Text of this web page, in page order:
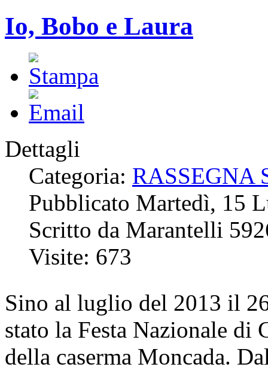
Io, Bobo e Laura
Dettagli
Categoria: RASSEGNA
Pubblicato Martedì, 15
Scritto da Marantelli
Visite: 673
Sino al luglio del 2013 il
stato la Festa Nazionale di
della caserma Moncada.